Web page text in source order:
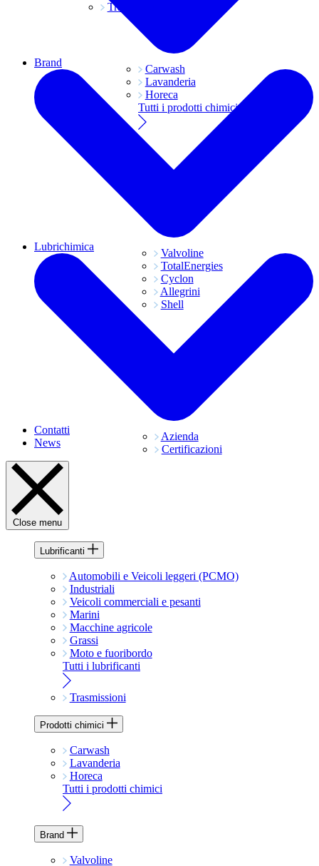
Trasmissioni
Carwash
Lavanderia
Horeca
Tutti i prodotti chimici
Brand
Valvoline
TotalEnergies
Cyclon
Allegrini
Shell
Lubrichimica
Azienda
Certificazioni
Contatti
News
Close menu
Lubrificanti
Automobili e Veicoli leggeri (PCMO)
Industriali
Veicoli commerciali e pesanti
Marini
Macchine agricole
Grassi
Moto e fuoribordo
Tutti i lubrificanti
Trasmissioni
Prodotti chimici
Carwash
Lavanderia
Horeca
Tutti i prodotti chimici
Brand
Valvoline